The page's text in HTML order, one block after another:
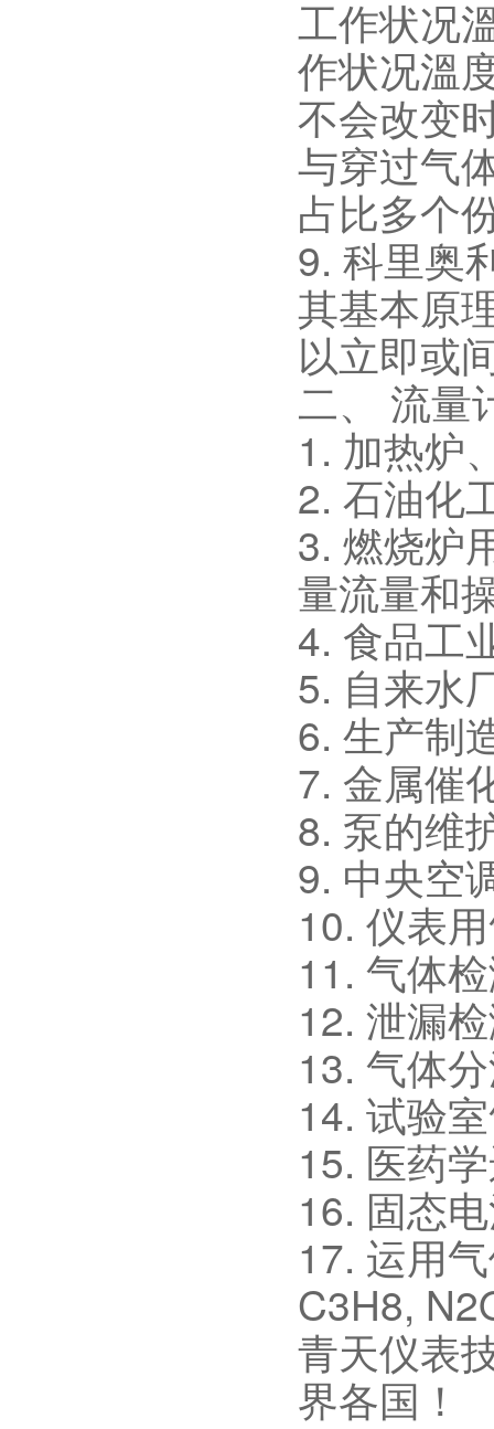
工作状况
作状况溫
不会改变
与穿过气
占比多个
9. 科里奥
其基本原
以立即或
二、 流量
1. 加热炉
2. 石油化
3. 燃烧炉
量流量和
4. 食品工
5. 自来水
6. 生产制
7. 金属催
8. 泵的维
9. 中央空
10. 仪表
11. 气体
12. 泄漏
13. 气体
14. 试验
15. 医药
16. 固态
17. 运用
C3H8,
青天仪表
界各国！